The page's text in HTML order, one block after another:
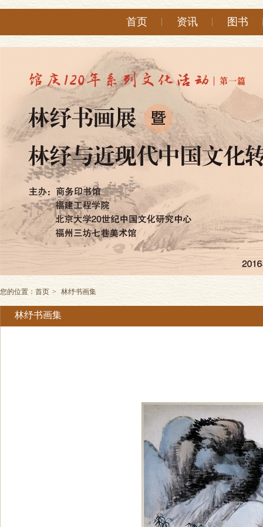
首页 资讯 图书
您的位置： 首页 > 林纾书画集
林纾书画集